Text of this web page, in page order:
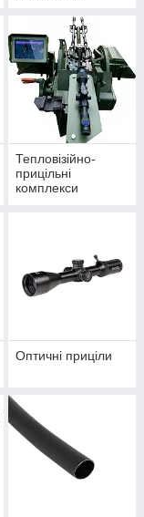
Тепловізійно-
прицільні
комплекси
Оптичні приціли